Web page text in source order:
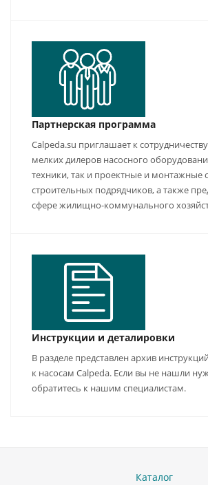
Партнерская программа
Calpeda.su приглашает к
мелких дилеров насосного
техники, так и проектные и монтажные
строительных подрядчиков, а также
сфере жилищно-коммунального
Инструкции и деталировки
В разделе представлен архив
к насосам Calpeda. Если вы не нашли
обратитесь к нашим специалистам.
Каталог